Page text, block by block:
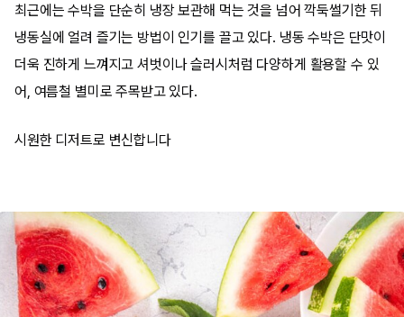
최근에는 수박을 단순히 냉장 보관해 먹는 것을 넘어 깍둑썰기한 뒤
냉동실에 얼려 즐기는 방법이 인기를 끌고 있다. 냉동 수박은 단맛이
더욱 진하게 느껴지고 셔벗이나 슬러시처럼 다양하게 활용할 수 있
어, 여름철 별미로 주목받고 있다.
시원한 디저트로 변신합니다